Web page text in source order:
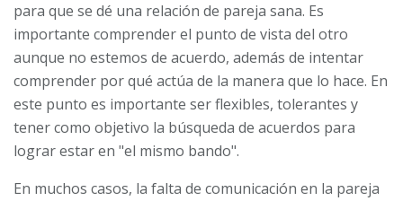
para que se dé una relación de pareja sana. Es
importante comprender el punto de vista del otro
aunque no estemos de acuerdo, además de intentar
comprender por qué actúa de la manera que lo hace. En
este punto es importante ser flexibles, tolerantes y
tener como objetivo la búsqueda de acuerdos para
lograr estar en "el mismo bando".
En muchos casos, la falta de comunicación en la pareja